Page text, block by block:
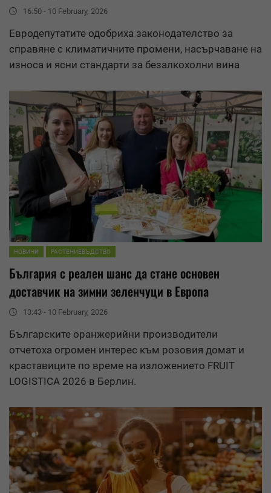
16:50 - 10 February, 2026
Евродепутатите одобриха законодателство за
справяне с климатичните промени, насърчаване на
износа и ясни стандарти за безалкохолни вина
НОВИНИ РАСТЕНИЕВЪДСТВО
България с реален шанс да стане основен
доставчик на зимни зеленчуци в Европа
13:43 - 10 February, 2026
Българските оранжерийни производители
отчетоха огромен интерес към розовия домат и
краставиците по време на изложението FRUIT
LOGISTICA 2026 в Берлин.